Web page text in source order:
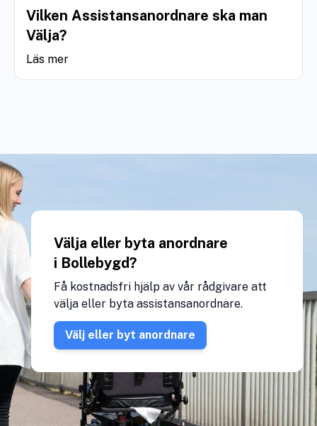
Vilken Assistansanordnare ska man
Välja?
Läs mer
Välja eller byta anordnare
i Bollebygd?
Få kostnadsfri hjälp av vår rådgivare att
välja eller byta assistansanordnare.
Välj eller byt anordnare